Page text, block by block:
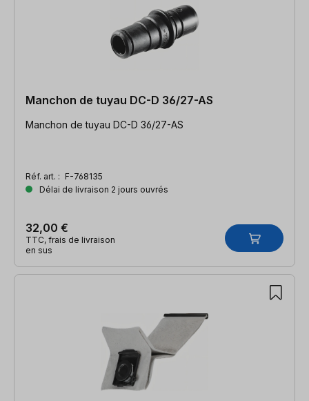
Manchon de tuyau DC-D 36/27-AS
Manchon de tuyau DC-D 36/27-AS
Réf. art. : F-768135
Délai de livraison 2 jours ouvrés
32,00 €
TTC, frais de livraison
en sus